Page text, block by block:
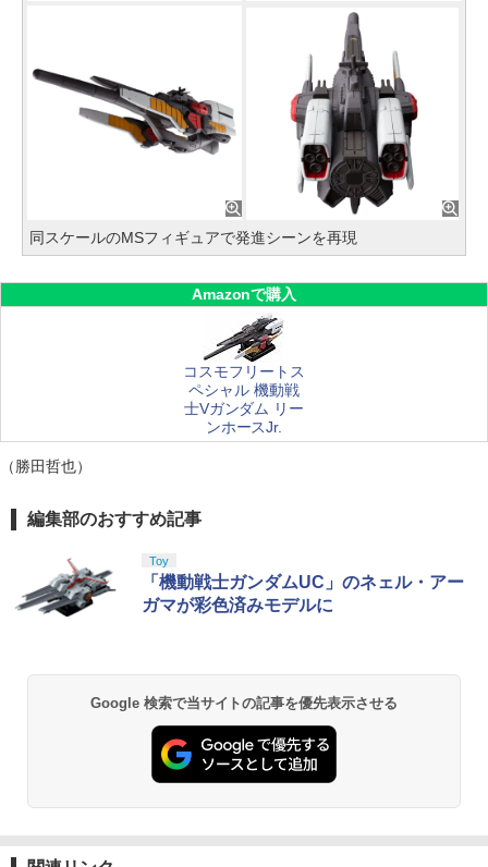
同スケールのMSフィギュアで発進シーンを再現
Amazonで購入
コスモフリートス
ペシャル 機動戦
士Vガンダム リー
ンホースJr.
（勝田哲也）
編集部のおすすめ記事
Toy
「機動戦士ガンダムUC」のネェル・アー
ガマが彩色済みモデルに
Google 検索で当サイトの記事を優先表示させる